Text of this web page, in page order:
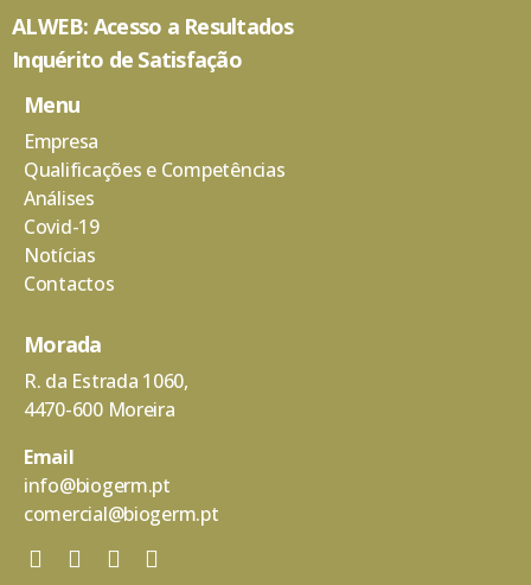
ALWEB: Acesso a Resultados
Inquérito de Satisfação
Menu
Empresa
Qualificações e Competências
Análises
Covid-19
Notícias
Contactos
Morada
R. da Estrada 1060,
4470-600 Moreira
Email
info@biogerm.pt
comercial@biogerm.pt